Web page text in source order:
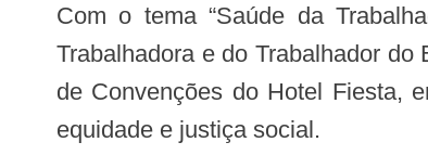
Com o tema “Saúde da Trabalhadora e do Trabalhador como Direito Humano”, a 5ª Conferência Estadual de Saúde da
Trabalhadora e do Trabalhador
de Convenções do Hotel Fiesta,
equidade e justiça social.